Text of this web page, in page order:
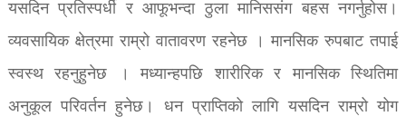
यसदिन प्रतिस्पर्धी र आफूभन्दा ठुला मानिससंग बहस नगर्नुहोस।
व्यवसायिक क्षेत्रमा राम्रो वातावरण रहनेछ । मानसिक रुपबाट तपाई
स्वस्थ रहनुहुनेछ । मध्यान्हपछि शारीरिक र मानसिक स्थितिमा
अनुकूल परिवर्तन हुनेछ। धन प्राप्तिको लागि यसदिन राम्रो योग